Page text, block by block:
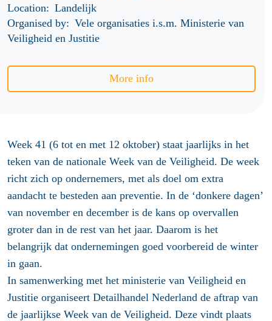
Location: Landelijk
Organised by: Vele organisaties i.s.m. Ministerie van
Veiligheid en Justitie
More info
Week 41 (6 tot en met 12 oktober) staat jaarlijks in het
teken van de nationale Week van de Veiligheid. De week
richt zich op ondernemers, met als doel om extra
aandacht te besteden aan preventie. In de ‘donkere dagen’
van november en december is de kans op overvallen
groter dan in de rest van het jaar. Daarom is het
belangrijk dat ondernemingen goed voorbereid de winter
in gaan.
In samenwerking met het ministerie van Veiligheid en
Justitie organiseert Detailhandel Nederland de aftrap van
de jaarlijkse Week van de Veiligheid. Deze vindt plaats